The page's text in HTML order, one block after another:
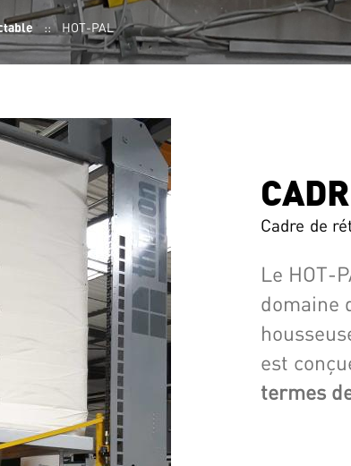
HOT-PAL
Cadre de
Le HOT-
domaine
est
termes